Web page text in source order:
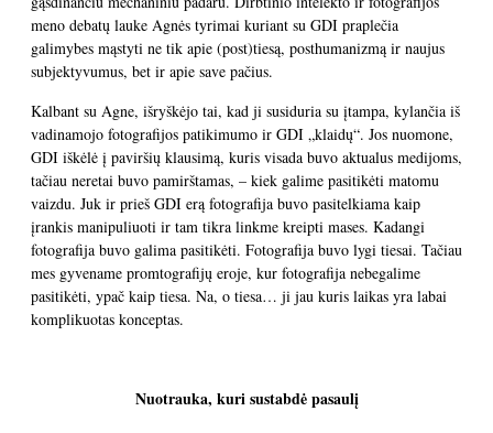
meno debatų lauke Agnės tyrimai kuriant su GDI praplečia
galimybes mąstyti ne tik apie (post)tiesą, posthumanizmą ir naujus
subjektyvumus, bet ir apie save pačius.
Kalbant su Agne, išryškėjo tai, kad ji susiduria su įtampa, kylančia iš
vadinamojo fotografijos patikimumo ir GDI „klaidų“. Jos nuomone,
GDI iškėlė į paviršių klausimą, kuris visada buvo aktualus medijoms,
tačiau neretai buvo pamirštamas, – kiek galime pasitikėti matomu
vaizdu. Juk ir prieš GDI erą fotografija buvo pasitelkiama kaip
įrankis manipuliuoti ir tam tikra linkme kreipti mases. Kadangi
fotografija buvo galima pasitikėti. Fotografija buvo lygi tiesai. Tačiau
mes gyvename promtografijų eroje, kur fotografija nebegalime
pasitikėti, ypač kaip tiesa. Na, o tiesa… ji jau kuris laikas yra labai
komplikuotas konceptas.
Nuotrauka, kuri sustabdė pasaulį